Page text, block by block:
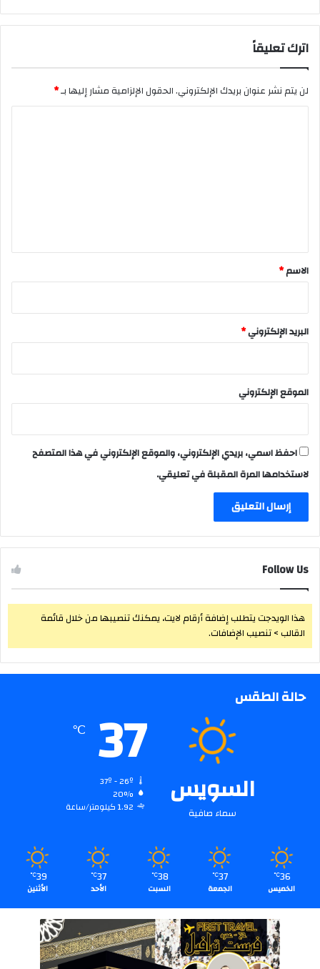
اترك تعليقاً
لن يتم نشر عنوان بريدك الإلكتروني.الحقول الإلزامية مشار إليها بـ*
*
الاسم*
البريد الإلكتروني*
الموقع الإلكتروني
احفظ اسمي، بريدي الإلكتروني، والموقع الإلكتروني في هذا المتصفح
لاستخدامها المرة المقبلة في تعليقي.
Follow Us
هذا الويدجت يتطلب إضافة أرقام لايت، يمكنك تنصيبها من خلال قائمة
القالب > تنصيب الإضافات.
حالة الطقس
السويس
سماء صافية
37
℃
20%
1.92 كيلومتر/ساعة
36
℃
الخميس
37
℃
الجمعة
38
℃
السبت
37
℃
الأحد
39
℃
الأثنين